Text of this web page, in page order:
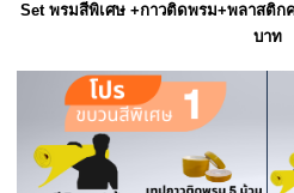
Set พรมสีพิเศษ +กาวติดพรม+พลาสติก
บาท